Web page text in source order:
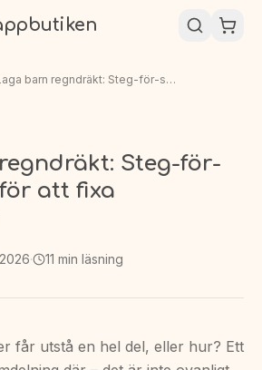
Laga barn regndräkt: Steg-för-steg guide för att fixa småskador
Steg-för-
att fixa
· 11 min läsning
får utstå en hel del, eller hur? Ett